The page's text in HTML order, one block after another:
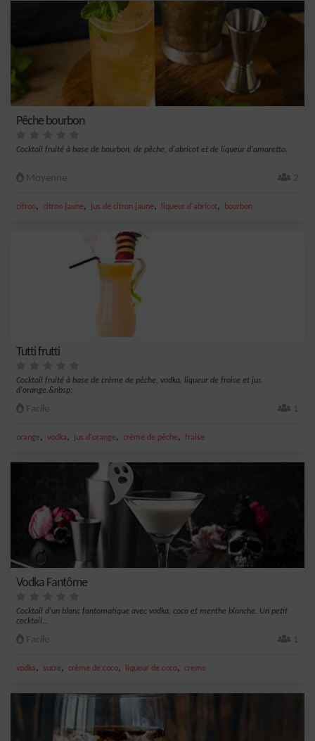
Pêche bourbon
Cocktail fruité à base de bourbon, de pêche, d'abricot et de liqueur d'amaretto.
Moyenne 2
citron, citron jaune, jus de citron jaune, liqueur d'abricot, bourbon
Tutti frutti
Cocktail fruité à base de crème de pêche, vodka, liqueur de fraise et jus
d'orange.&nbsp;
Facile 1
orange, vodka, jus d'orange, crème de pêche, fraise
Vodka Fantôme
Cocktail d'un blanc fantomatique avec vodka, coco et menthe blanche. Un petit
cocktail...
Facile 1
vodka, sucre, crème de coco, liqueur de coco, creme